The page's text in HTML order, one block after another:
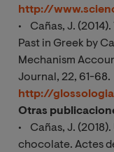
http://
• Cañas, J.
Past in Greek by
Mechanism
Journal, 22, 61-68.
http://
Otras
• Cañas, J.
chocolate. Actes